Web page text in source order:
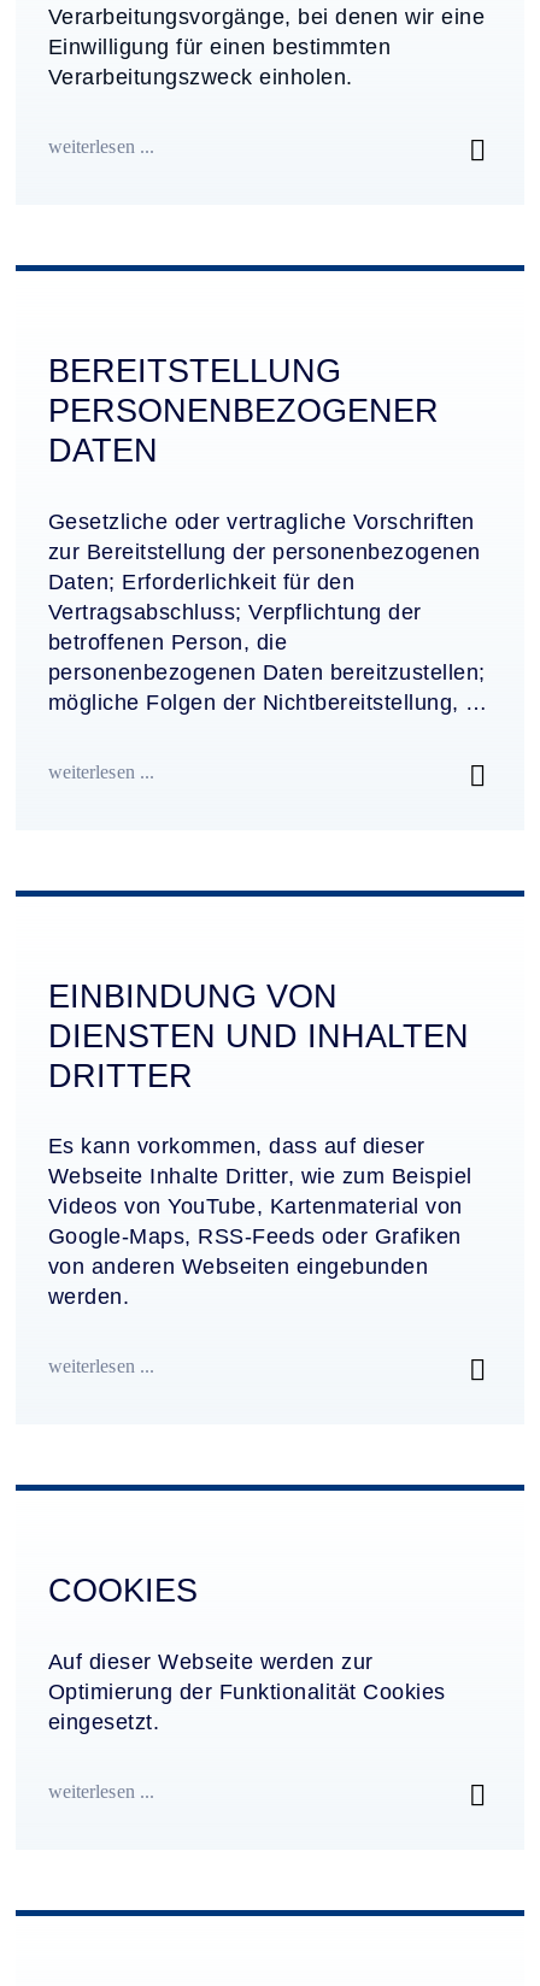
Verarbeitungsvorgänge, bei denen wir eine
Einwilligung für einen bestimmten
Verarbeitungszweck einholen.
weiterlesen ...
BEREITSTELLUNG
PERSONENBEZOGENER
DATEN
Gesetzliche oder vertragliche Vorschriften
zur Bereitstellung der personenbezogenen
Daten; Erforderlichkeit für den
Vertragsabschluss; Verpflichtung der
betroffenen Person, die
personenbezogenen Daten bereitzustellen;
mögliche Folgen der Nichtbereitstellung, …
weiterlesen ...
EINBINDUNG VON
DIENSTEN UND INHALTEN
DRITTER
Es kann vorkommen, dass auf dieser
Webseite Inhalte Dritter, wie zum Beispiel
Videos von YouTube, Kartenmaterial von
Google-Maps, RSS-Feeds oder Grafiken
von anderen Webseiten eingebunden
werden.
weiterlesen ...
COOKIES
Auf dieser Webseite werden zur
Optimierung der Funktionalität Cookies
eingesetzt.
weiterlesen ...